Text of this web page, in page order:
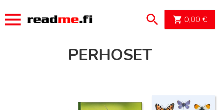
0,00 €
PERHOSET
Lue lisää Lue lisää